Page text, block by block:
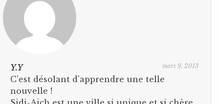
Y.Y mars 9, 2013
C’est désolant d’apprendre une telle
nouvelle !